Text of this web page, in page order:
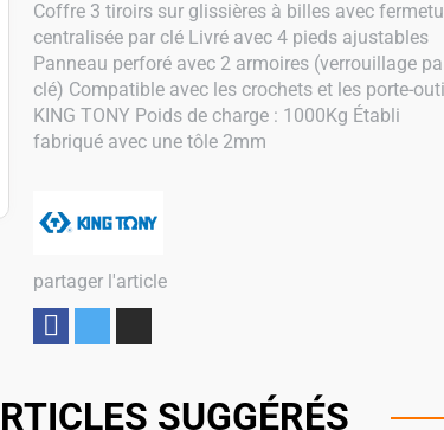
partager l'article
Coffre 3 tiroirs sur glissières à billes avec
centralisée par clé Livré avec 4 pieds ajustables
Panneau perforé avec 2 armoires (verrouillage
clé) Compatible avec les crochets et les porte-
KING TONY Poids de charge : 1000Kg Établi
fabriqué avec une tôle 2mm
SUGGÉRÉS